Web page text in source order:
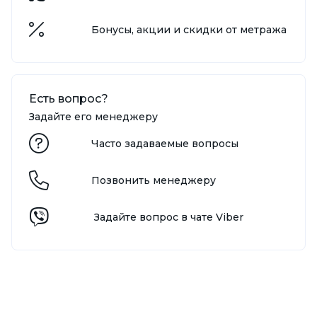
Бонусы, акции и скидки от метража
Есть вопрос?
Задайте его менеджеру
Часто задаваемые вопросы
Позвонить менеджеру
Задайте вопрос в чате Viber